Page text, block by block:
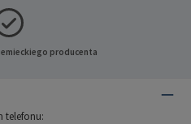
producenta
telefonu: